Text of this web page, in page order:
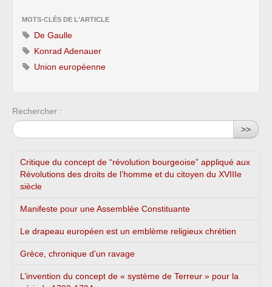
MOTS-CLÉS DE L'ARTICLE
De Gaulle
Konrad Adenauer
Union européenne
Rechercher :
>>
Critique du concept de “révolution bourgeoise” appliqué aux
Révolutions des droits de l’homme et du citoyen du XVIIIe
siècle
Manifeste pour une Assemblée Constituante
Le drapeau européen est un emblème religieux chrétien
Grèce, chronique d’un ravage
L’invention du concept de « système de Terreur » pour la